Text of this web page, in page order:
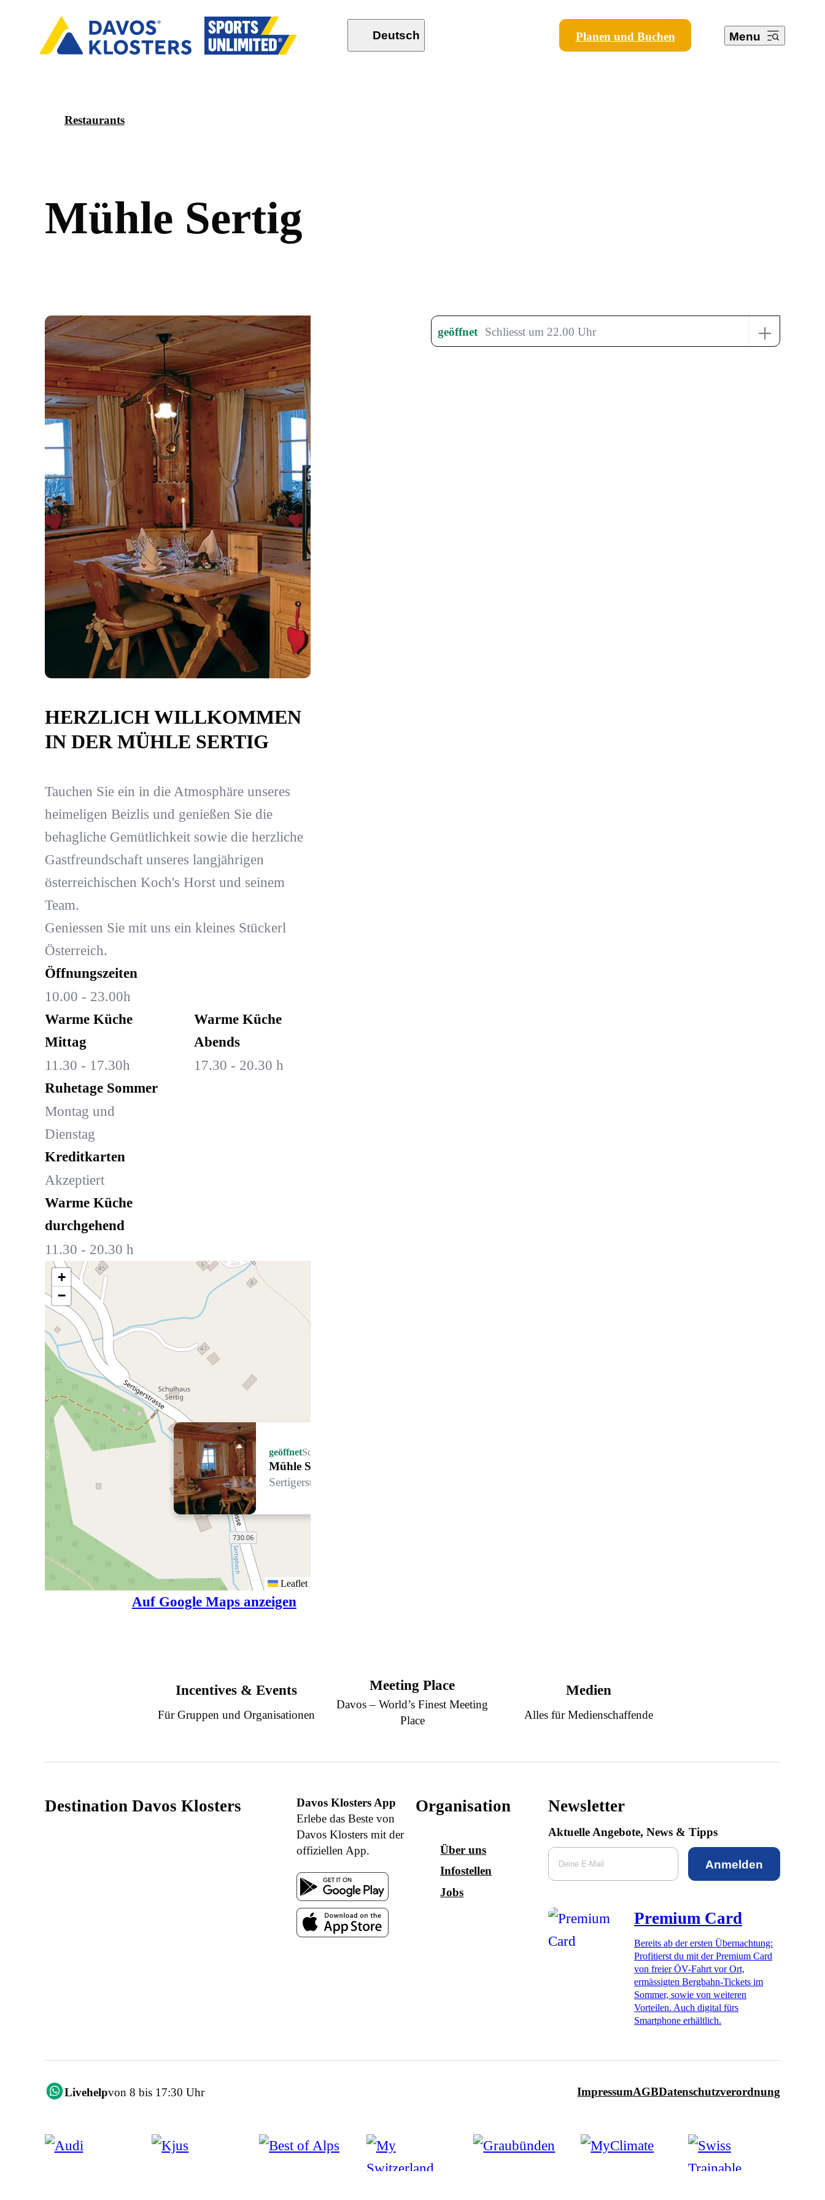
Deutsch Planen und Buchen Menu
Restaurants
Mühle Sertig
HERZLICH WILLKOMMEN
IN DER MÜHLE SERTIG
Tauchen Sie ein in die Atmosphäre unseres
heimeligen Beizlis und genießen Sie die
behagliche Gemütlichkeit sowie die herzliche
Gastfreundschaft unseres langjährigen
österreichischen Koch's Horst und seinem
Team.
Geniessen Sie mit uns ein kleines Stückerl
Österreich.
Öffnungszeiten
10.00 - 23.00h
Warme Küche
Mittag
11.30 - 17.30h
Warme Küche
Abends
17.30 - 20.30 h
Ruhetage Sommer
Montag und
Dienstag
Kreditkarten
Akzeptiert
Warme Küche
durchgehend
11.30 - 20.30 h
geöffnetSchliesst um 22.00 Uhr
Mühle Sertig
Sertigerstrasse 8, 7272 Davos Clavadel
+
−
Leaflet
Auf Google Maps anzeigen
geöffnet Schliesst um 22.00 Uhr +
Incentives & Events
Für Gruppen und Organisationen
Meeting Place
Davos – World’s Finest Meeting
Place
Medien
Alles für Medienschaffende
Destination Davos Klosters
Davos Klosters App
Erlebe das Beste von
Davos Klosters mit der
offiziellen App.
Organisation
Über uns
Infostellen
Jobs
Newsletter
Aktuelle Angebote, News & Tipps
Anmelden
Premium Card
Bereits ab der ersten Übernachtung:
Profitierst du mit der Premium Card
von freier ÖV-Fahrt vor Ort,
ermässigten Bergbahn-Tickets im
Sommer, sowie von weiteren
Vorteilen. Auch digital fürs
Smartphone erhältlich.
Livehelpvon 8 bis 17:30 Uhr ImpressumAGBDatenschutzverordnung